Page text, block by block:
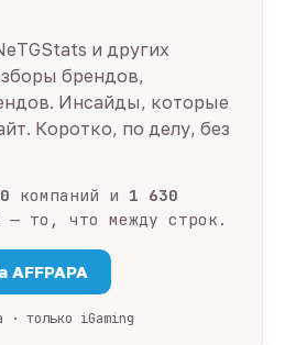
и других
брендов,
Инсайды, которые
Коротко, по делу, без
компаний и 1 630
— то, что между строк.
AFFPAPA
· только iGaming